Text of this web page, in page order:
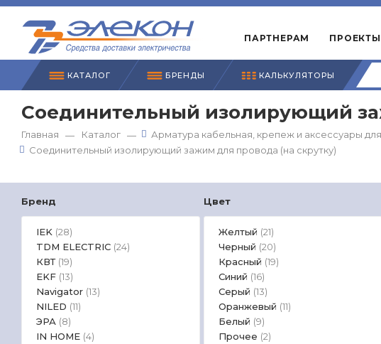
ПАРТНЕРАМ ПРОЕКТЫ
КАТАЛОГ БРЕНДЫ КАЛЬКУЛЯТОРЫ
Соединительный изолирующий
Главная — Каталог — Арматура кабельная, крепеж и аксессуары
Соединительный изолирующий зажим для провода (на скрутку)
Бренд
IEK (28)
TDM ЕLECTRIC (24)
КВТ (19)
EKF (13)
Navigator (13)
NILED (11)
ЭРА (8)
IN HOME (4)
Цвет
Желтый (21)
Черный (20)
Красный (19)
Синий (16)
Серый (13)
Оранжевый (11)
Белый (9)
Прочее (2)